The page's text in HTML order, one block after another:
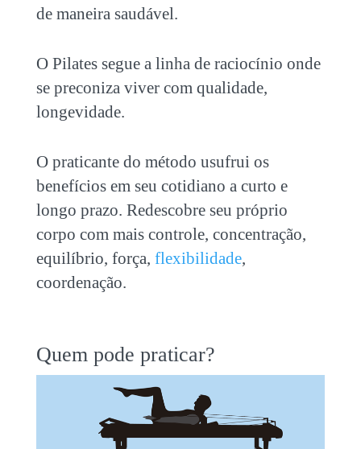
de maneira saudável.
O Pilates segue a linha de raciocínio onde
se preconiza viver com qualidade,
longevidade.
O praticante do método usufrui os
benefícios em seu cotidiano a curto e
longo prazo. Redescobre seu próprio
corpo com mais controle, concentração,
equilíbrio, força, flexibilidade,
coordenação.
Quem pode praticar?